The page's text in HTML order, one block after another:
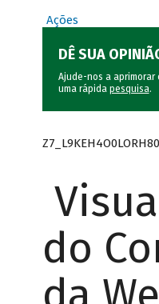
Ações
DÊ SUA
Ajude-nos a aprimorar
uma rápida pesquisa.
do